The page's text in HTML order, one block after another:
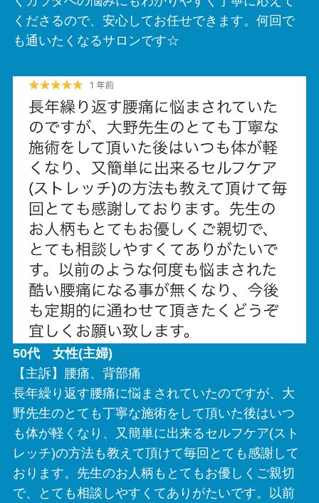
くださるので、安心してお任せできます。何回で
も通いたくなるサロンです☆
50代 女性(主婦)
【主訴】腰痛、背部痛
長年繰り返す腰痛に悩まされていたのですが、大
野先生のとても丁寧な施術をして頂いた後はいつ
も体が軽くなり、又簡単に出来るセルフケア(スト
レッチ)の方法も教えて頂けて毎回とても感謝して
おります。先生のお人柄もとてもお優しくご親切
で、とても相談しやすくてありがたいです。以前